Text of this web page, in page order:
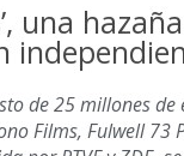
una
de 25 millones de
Films, Fulwell 73